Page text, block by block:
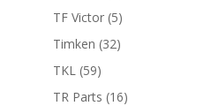
productos
TF Victor 55
productos
Timken 3232
TKL 5959
productos
TR Parts 1616